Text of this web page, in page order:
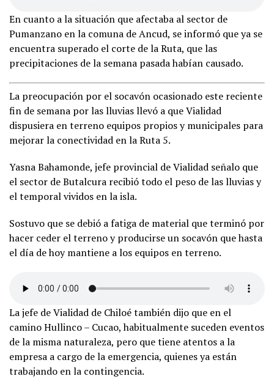
En cuanto a la situación que afectaba al sector de
Pumanzano en la comuna de Ancud, se informó que ya se
encuentra superado el corte de la Ruta, que las
precipitaciones de la semana pasada habían causado.
La preocupación por el socavón ocasionado este reciente
fin de semana por las lluvias llevó a que Vialidad
dispusiera en terreno equipos propios y municipales para
mejorar la conectividad en la Ruta 5.
Yasna Bahamonde, jefe provincial de Vialidad señalo que
el sector de Butalcura recibió todo el peso de las lluvias y
el temporal vividos en la isla.
Sostuvo que se debió a fatiga de material que terminó por
hacer ceder el terreno y producirse un socavón que hasta
el día de hoy mantiene a los equipos en terreno.
La jefe de Vialidad de Chiloé también dijo que en el
camino Hullinco – Cucao, habitualmente suceden eventos
de la misma naturaleza, pero que tiene atentos a la
empresa a cargo de la emergencia, quienes ya están
trabajando en la contingencia.